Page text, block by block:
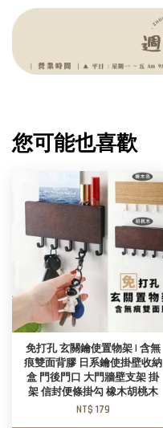
您可能也喜歡
免打孔 玄關鑰使置物架 | 含無
痕雙面背膠 日系鑰使掛壁收納
盒 門後門口 大門牆壁支架 掛
架 信封便條掛勾 橡木胡桃木
NT$ 179